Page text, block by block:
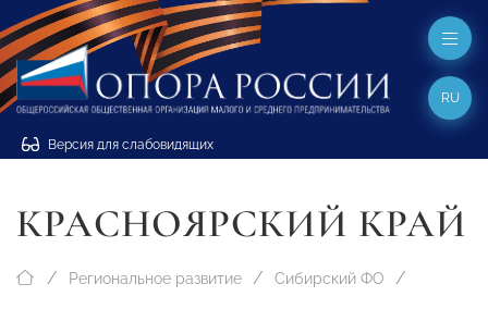
Версия для слабовидящих
RU
КРАСНОЯРСКИЙ КРАЙ
Региональное развитие Сибирский ФО